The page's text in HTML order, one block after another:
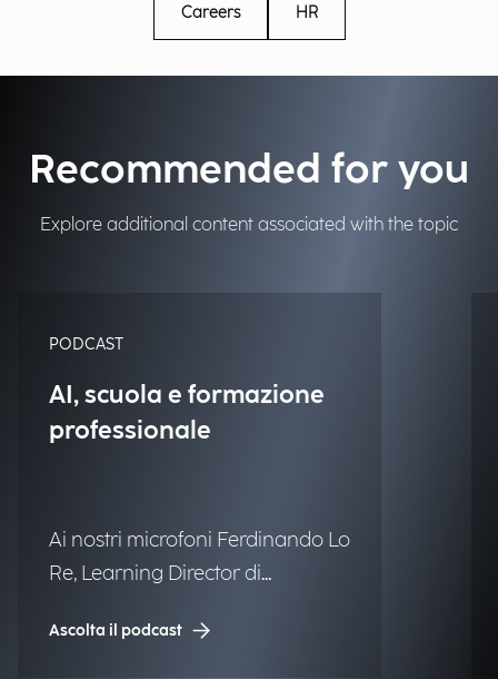
Careers HR
Recommended for you
Explore additional content associated with the topic
PODCAST
AI, scuola e formazione
professionale
Ai nostri microfoni Ferdinando Lo
Re, Learning Director di
Ascolta il podcast